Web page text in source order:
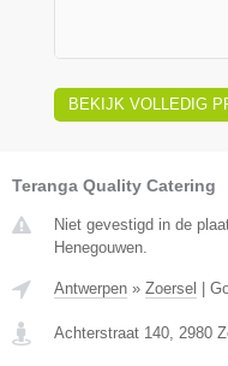
BEKIJK VOLLEDIG
Teranga Quality Catering
Niet gevestigd in de
Henegouwen.
Antwerpen » Zoersel |
Achterstraat 140 2980